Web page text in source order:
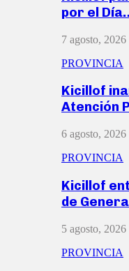
por el
7 agosto, 2026
PROVINCIA
Kicillof
Atención
6 agosto, 2026
PROVINCIA
Kicillof
de
5 agosto, 2026
PROVINCIA